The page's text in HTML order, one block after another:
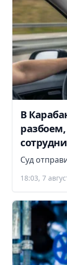
В
разбоем,
Суд
18:03, 7